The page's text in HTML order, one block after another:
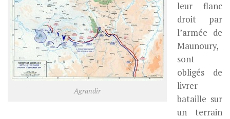
Agrandir
leur flanc
droit par
l’armée de
Maunoury,
sont
obligés de
livrer
bataille sur
un terrain